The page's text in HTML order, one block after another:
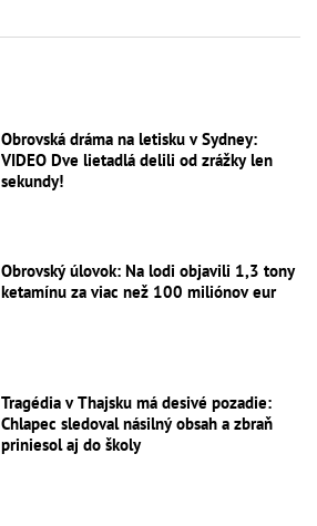
Obrovská dráma na letisku v Sydney:
VIDEO Dve lietadlá delili od zrážky len
sekundy!
Obrovský úlovok: Na lodi objavili 1,3 tony
ketamínu za viac než 100 miliónov eur
Tragédia v Thajsku má desivé pozadie:
Chlapec sledoval násilný obsah a zbraň
priniesol aj do školy